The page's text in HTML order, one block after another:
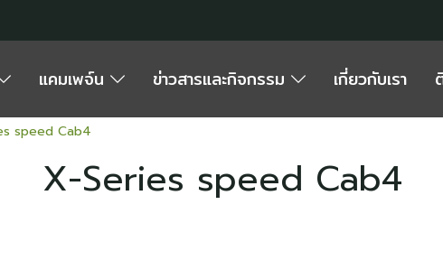
แคมเพจ์น ข่าวสารและกิจกรรม เกี่ยวกับเรา
speed Cab4
X-Series speed Cab4